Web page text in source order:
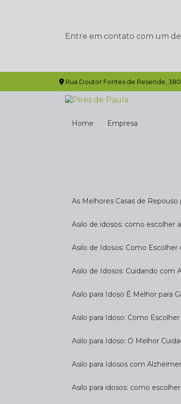
Entre em contato com um de
Rua Doutor Fontes de Resende,
Home Empresa
As Melhores Casas de
Asilo de idosos: como
Asilo de Idosos: Como
Asilo de Idosos: Cuidando com
Asilo para Idoso É Melhor para
Asilo para Idoso: Como
Asilo para Idoso: O Melhor
Asilo para Idosos com
Asilo para idosos: como